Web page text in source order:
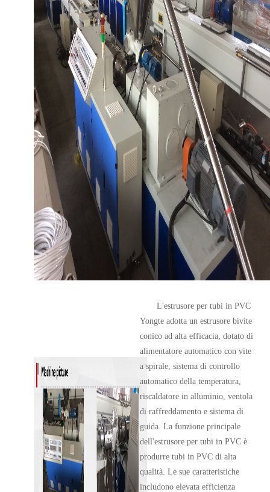
L'estrusore per tubi in PVC
Yongte adotta un estrusore bivite
conico ad alta efficacia, dotato di
alimentatore automatico con vite
a spirale, sistema di controllo
automatico della temperatura,
riscaldatore in alluminio, ventola
di raffreddamento e sistema di
guida. La funzione principale
dell'estrusore per tubi in PVC è
produrre tubi in PVC di alta
qualità. Le sue caratteristiche
includono elevata efficienza